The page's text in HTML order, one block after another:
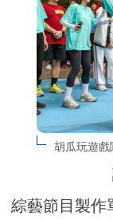
胡瓜玩遊戲
綜藝節目製作